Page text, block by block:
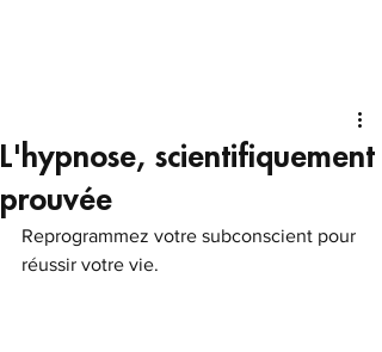
L'hypnose, scientifiquement
prouvée
Reprogrammez votre subconscient pour
réussir votre vie.